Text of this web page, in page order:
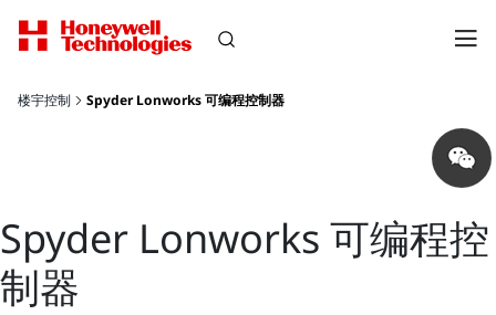
楼宇控制 Spyder Lonworks 可编程控制器
Share
on
wechat
Spyder Lonworks 可编程控
制器